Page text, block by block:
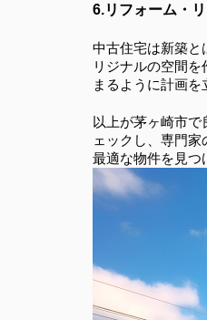
6.リフォーム・
中古住宅は新築と
リジナルの空間
まるように計画を
以上が茅ヶ崎市
ェックし、専門
最適な物件を見つ